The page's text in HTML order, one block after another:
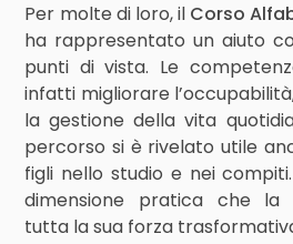
Per molte di loro, il Corso
ha rappresentato un aiuto
punti di vista. Le
infatti migliorare
la gestione della vita
percorso si è rivelato utile
figli nello studio e nei
dimensione pratica che la
tutta la sua forza